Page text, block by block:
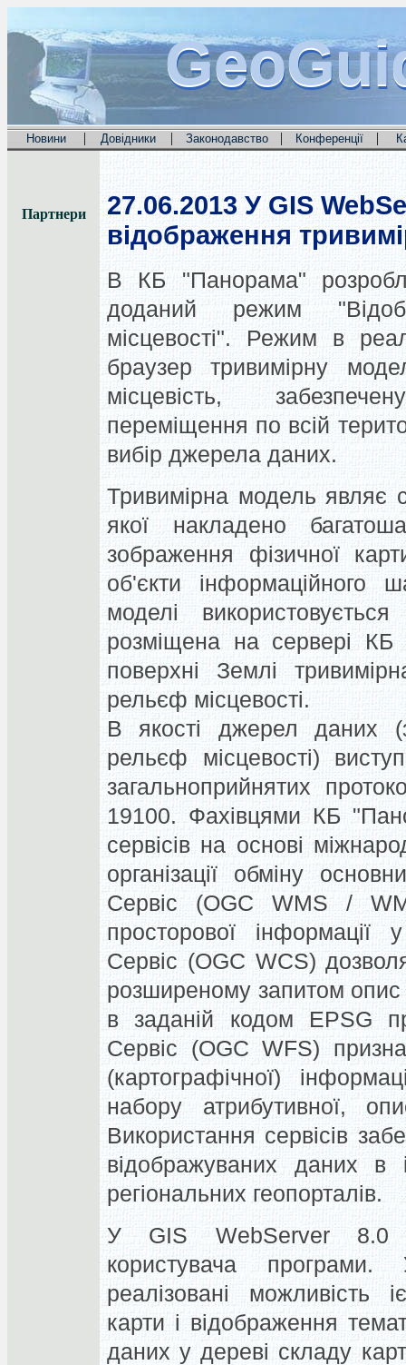
Новини | Довідники | Законодавство | Конференції |
Партнери 27.06.2013 У GIS
відображення
В КБ "Панорама"
доданий режим
місцевості".
Режим в
браузер тривимірну
місцевість,
переміщення по всій
вибір джерела даних.
Тривимірна модель
якої накладено
зображення фізичної
об'єкти інформаційного
моделі
розміщена на сервері КБ
поверхні Землі
рельєф місцевості.
В якості джерел даних
рельєф місцевості)
загальноприйнятих
19100. Фахівцями КБ
сервісів на основі
організації обміну
Сервіс (OGC WMS /
просторової інформації
Сервіс (OGC WCS)
розширеному запитом опис
в заданій кодом EPSG
Сервіс (OGC WFS)
(картографічної)
набору атрибутивної,
Використання сервісів
відображуваних даних в
регіональних геопорталів.
У GIS WebServer 8.0
користувача програми.
реалізовані можливість
карти і відображення
даних у дереві складу